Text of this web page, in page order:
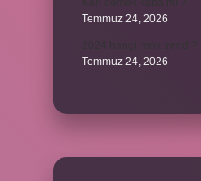
Temmuz 24, 2026
Temmuz 24, 2026